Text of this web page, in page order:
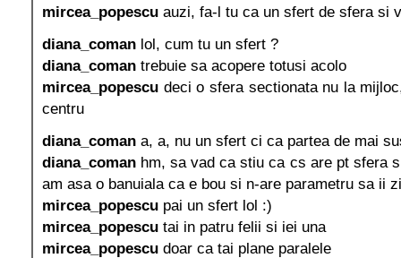
mircea_popescu auzi, fa-l tu ca un sfert de sfera si
diana_coman lol, cum tu un sfert ?
diana_coman trebuie sa acopere totusi acolo
mircea_popescu deci o sfera sectionata nu la
centru
diana_coman a, a, nu un sfert ci ca partea de mai
diana_coman hm, sa vad ca stiu ca cs are pt sfera
am asa o banuiala ca e bou si n-are parametru sa ii
mircea_popescu pai un sfert lol :)
mircea_popescu tai in patru felii si iei una
mircea_popescu doar ca tai plane paralele